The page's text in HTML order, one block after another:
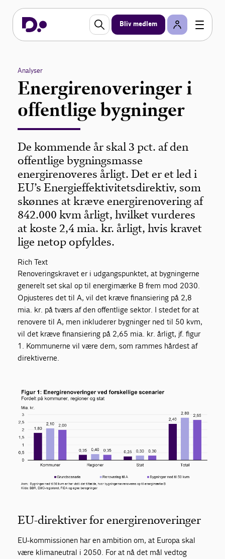
Bliv medlem
Analyser
Energirenoveringer i
offentlige bygninger
De kommende år skal 3 pct. af den
offentlige bygningsmasse
energirenoveres årligt. Det er et led i
EU’s Energieffektivitetsdirektiv, som
skønnes at kræve energirenovering af
842.000 kvm årligt, hvilket vurderes
at koste 2,4 mia. kr. årligt, hvis kravet
lige netop opfyldes.
Rich Text
Renoveringskravet er i udgangspunktet, at bygningerne
generelt set skal op til energimærke B frem mod 2030.
Opjusteres det til A, vil det kræve finansiering på 2,8
mia. kr. på tværs af den offentlige sektor. I stedet for at
renovere til A, men inkluderer bygninger ned til 50 kvm,
vil det kræve finansiering på 2,65 mia. kr. årligt, jf. figur
1. Kommunerne vil være dem, som rammes hårdest af
direktiverne.
EU-direktiver for energirenoveringer
EU-kommissionen har en ambition om, at Europa skal
være klimaneutral i 2050. For at nå det mål vedtog